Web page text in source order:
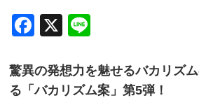
Facebook
X
驚異の発想力を魅せるバカリズ
る「バカリズム案」第5弾！